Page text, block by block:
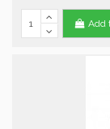
Add